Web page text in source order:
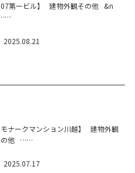
07第一ビル】 建物外観その他 &n
2025.08.21
モナークマンション川越】 建物外観
の他 ……
2025.07.17